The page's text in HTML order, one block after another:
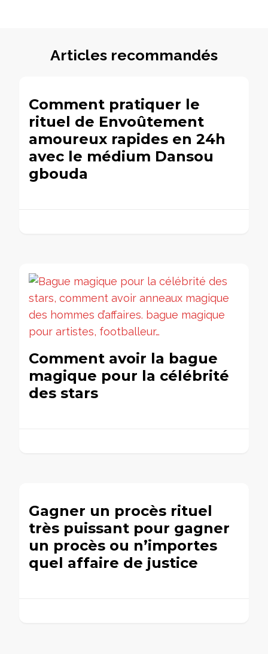
Articles recommandés
Comment pratiquer le
rituel de Envoûtement
amoureux rapides en 24h
avec le médium Dansou
gbouda
Comment avoir la bague
magique pour la célébrité
des stars
Gagner un procès rituel
très puissant pour gagner
un procès ou n’importes
quel affaire de justice